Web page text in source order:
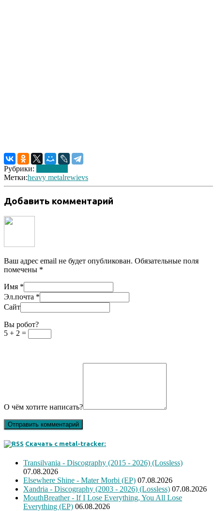
Рубрики:
Метки:heavy metalrewievs
Добавить комментарий
Ваш адрес email не будет опубликован. Обязательные поля
помечены *
Имя *
Эл.почта *
Сайт
Вы робот?
5 + 2 =
О чём хотите написать?
Скачать с metal-tracker:
Transilvania - Discography (2015 - 2026) (Lossless)
07.08.2026
Elsewhere Shine - Mater Morbi (EP) 07.08.2026
Xandria - Discography (2003 - 2026) (Lossless) 07.08.2026
MouthBreather - If I Lose Everything, You All Lose
Everything (EP) 06.08.2026